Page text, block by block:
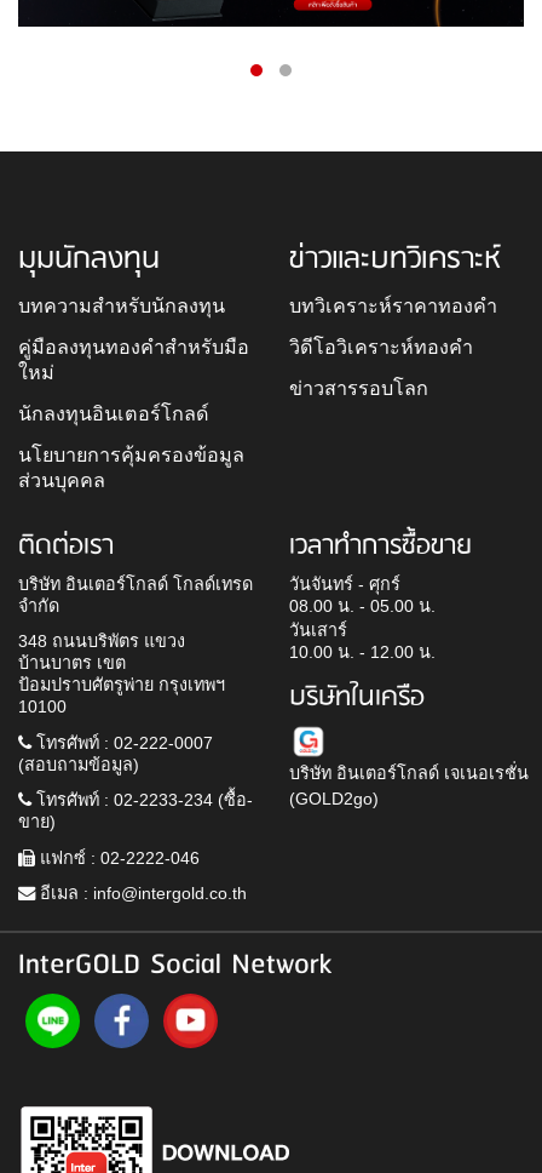
มุมนักลงทุน
บทความสำหรับนักลงทุน
คู่มือลงทุนทองคำสำหรับมือ
ใหม่
นักลงทุนอินเตอร์โกลด์
นโยบายการคุ้มครองข้อมูล
ส่วนบุคคล
ข่าวและบทวิเคราะห์
บทวิเคราะห์ราคาทองคำ
วิดีโอวิเคราะห์ทองคำ
ข่าวสารรอบโลก
ติดต่อเรา
บริษัท อินเตอร์โกลด์ โกลด์เทรด
จำกัด
348 ถนนบริพัตร แขวง
บ้านบาตร เขต
ป้อมปราบศัตรูพ่าย กรุงเทพฯ
10100
โทรศัพท์ : 02-222-0007
(สอบถามข้อมูล)
โทรศัพท์ : 02-2233-234 (ซื้อ-
ขาย)
แฟกซ์ : 02-2222-046
อีเมล : info@intergold.co.th
เวลาทำการซื้อขาย
วันจันทร์ - ศุกร์
08.00 น. - 05.00 น.
วันเสาร์
10.00 น. - 12.00 น.
บริษัทในเครือ
บริษัท อินเตอร์โกลด์ เจเนอเรชั่น
(GOLD2go)
InterGOLD Social Network